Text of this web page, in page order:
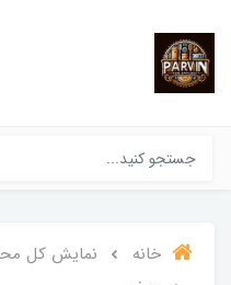
خانه نمایش کل